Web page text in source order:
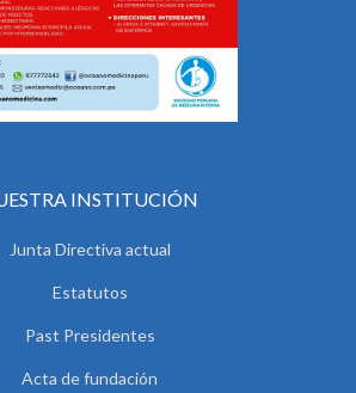
INSTITUCIÓN
Junta Directiva actual
Estatutos
Past Presidentes
Acta de fundación